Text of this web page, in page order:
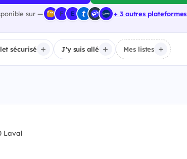
sur — + 3 autres plateformes
sécurisé J'y suis allé Mes listes
Laval